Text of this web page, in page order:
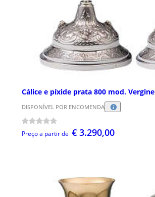
Cálice e píxide prata 800 mod. Vergine
DISPONÍVEL POR ENCOMENDA
Preço a partir de € 3.290,00